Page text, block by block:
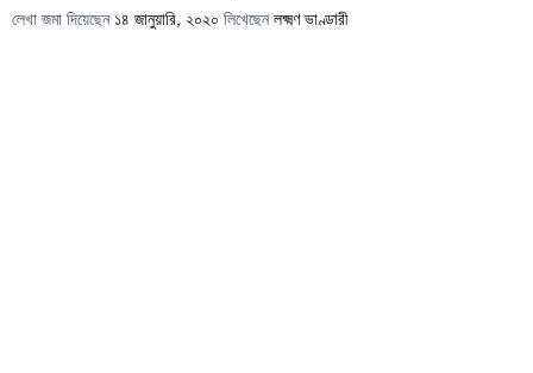
লেখা জমা দিয়েছেন ১৪ জানুয়ারি, ২০২০ লিখেছেন লক্ষ্মণ ভাণ্ডারী